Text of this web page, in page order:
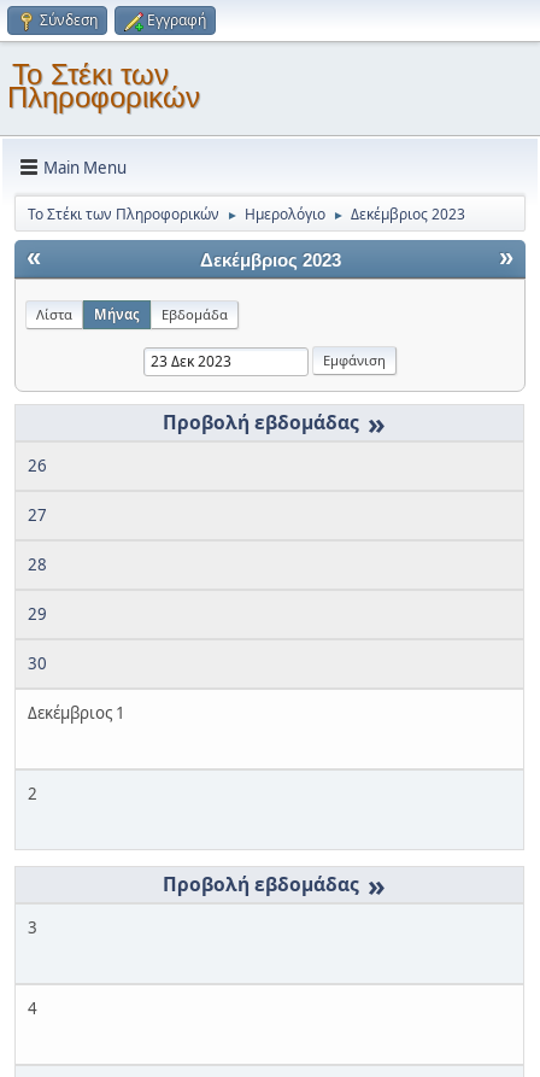
Σύνδεση Εγγραφή
Το Στέκι των
Πληροφορικών
Main Menu
Το Στέκι των Πληροφορικών ► Ημερολόγιο ► Δεκέμβριος 2023
« »
Δεκέμβριος 2023
Λίστα Μήνας Εβδομάδα
»
26
27
28
29
30
Δεκέμβριος 1
2
»
3
4